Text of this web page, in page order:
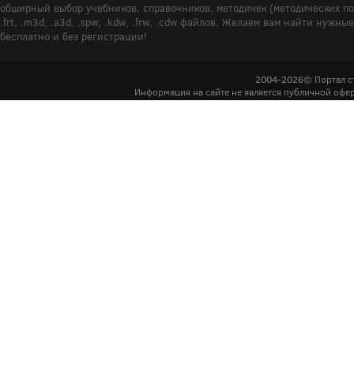
обширный выбор учебников, справочников, методичек (методических
.frt, .m3d, .a3d, .spw, .kdw, .frw, .cdw файлов. Желаем вам найти
бесплатно и без регистрации!
2004-2026© Портал
Информация на сайте не является публичной